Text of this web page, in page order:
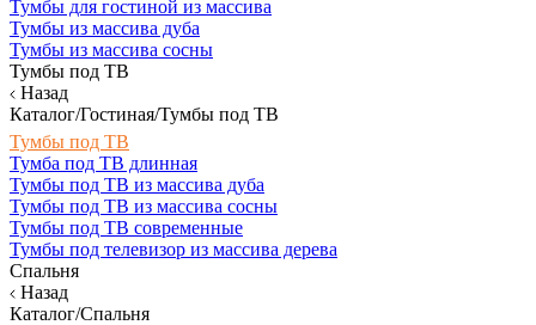
Тумбы для гостиной из массива
Тумбы из массива дуба
Тумбы из массива сосны
Тумбы под ТВ
Назад
Каталог/Гостиная/Тумбы под ТВ
Тумбы под ТВ
Тумба под ТВ длинная
Тумбы под ТВ из массива дуба
Тумбы под ТВ из массива сосны
Тумбы под ТВ современные
Тумбы под телевизор из массива дерева
Спальня
Назад
Каталог/Спальня